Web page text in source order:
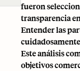
fueron
transparencia
Entender las
Este análisis
objetivos